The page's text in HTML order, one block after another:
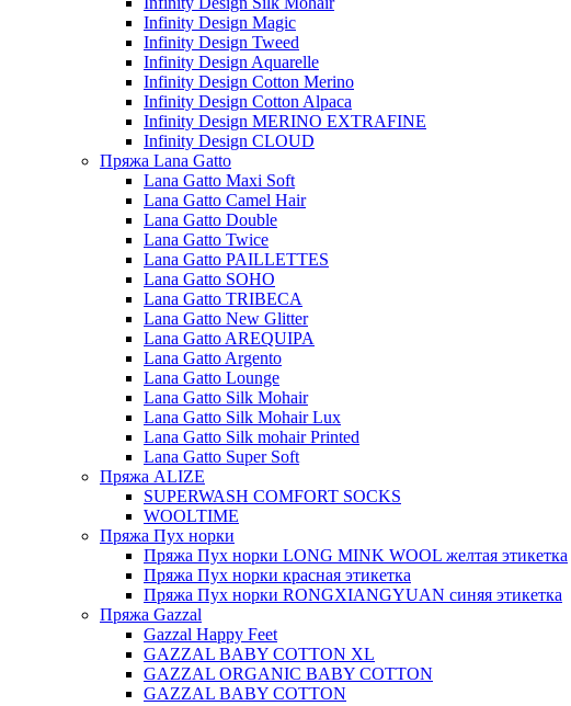
Infinity Design Magic
Infinity Design Tweed
Infinity Design Aquarelle
Infinity Design Cotton Merino
Infinity Design Cotton Alpaca
Infinity Design MERINO EXTRAFINE
Infinity Design CLOUD
Пряжа Lana Gatto
Lana Gatto Maxi Soft
Lana Gatto Camel Hair
Lana Gatto Double
Lana Gatto Twice
Lana Gatto PAILLETTES
Lana Gatto SOHO
Lana Gatto TRIBECA
Lana Gatto New Glitter
Lana Gatto AREQUIPA
Lana Gatto Argento
Lana Gatto Lounge
Lana Gatto Silk Mohair
Lana Gatto Silk Mohair Lux
Lana Gatto Silk mohair Printed
Lana Gatto Super Soft
Пряжа ALIZE
SUPERWASH COMFORT SOCKS
WOOLTIME
Пряжа Пух норки
Пряжа Пух норки LONG MINK WOOL желтая этикетка
Пряжа Пух норки красная этикетка
Пряжа Пух норки RONGXIANGYUAN синяя этикетка
Пряжа Gazzal
Gazzal Happy Feet
GAZZAL BABY COTTON XL
GAZZAL ORGANIC BABY COTTON
GAZZAL BABY COTTON